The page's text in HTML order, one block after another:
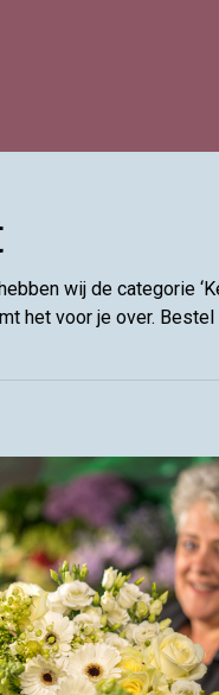
wij de categorie
het voor je over.